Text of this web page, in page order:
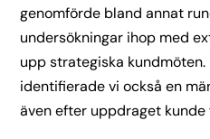
genomförde bland annat
undersökningar ihop med
upp strategiska
identifierade vi också en
även efter uppdraget